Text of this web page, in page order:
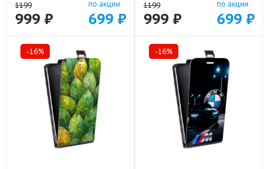
1199
999 ₽
по акции
699 ₽
1199
999 ₽
по акции
699 ₽
-16% -16%